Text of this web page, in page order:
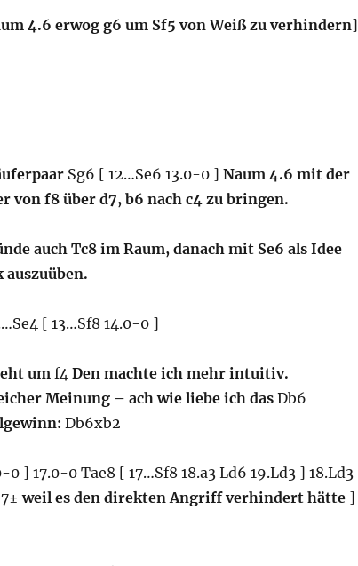
4.6 erwog g6 um Sf5 von Weiß zu verhindern]
Sg6 [ 12…Se6 13.0-0 ] Naum 4.6 mit der
von f8 über d7, b6 nach c4 zu bringen.
auch Tc8 im Raum, danach mit Se6 als Idee
auszuüben.
[ 13…Sf8 14.0-0 ]
umf4 Den machte ich mehr intuitiv.
Meinung – ach wie liebe ich dasDb6
Db6xb2
0 ] 17.0-0 Tae8 [ 17…Sf8 18.a3 Ld6 19.Ld3 ] 18.Ld3
weil es den direkten Angriff verhindert hätte]